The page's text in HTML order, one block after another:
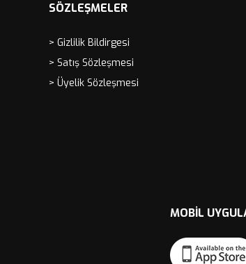
SÖZLEŞMELER
> Gizlilik Bildirgesi
> Satış Sözleşmesi
> Üyelik Sözleşmesi
MOBIL